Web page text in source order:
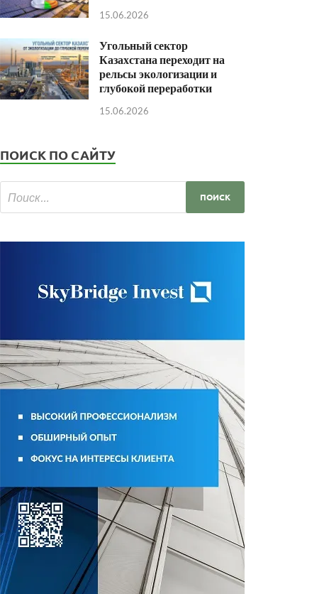
15.06.2026
Угольный сектор
Казахстана переходит на
рельсы экологизации и
глубокой переработки
15.06.2026
ПОИСК ПО САЙТУ